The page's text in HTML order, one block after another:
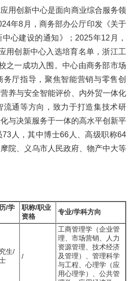
用创新中心是面向商业综合服务领
年8月，商务部办公厅印发《关于
心建设的通知》；2025年12月，
用创新中心入选培育名单，浙江工
之一成功入围。中心由商务部市场
厅指导，聚焦智能营销与零售创
养与安全智能评价、内外贸一体化
流通等方向，致力于打造集技术研
与决策服务于一体的高水平创新平
人，其中博士66人、高级职称64
院、义乌市人民政府、物产中大等
/学
职称/职业
资格
专业/学科方向
生/
/
工商管理学（企业管
理、市场营销、人力
资源管理、技术经济
及管理）、管理科学
与工程、心理学（应
用心理学）、公共管